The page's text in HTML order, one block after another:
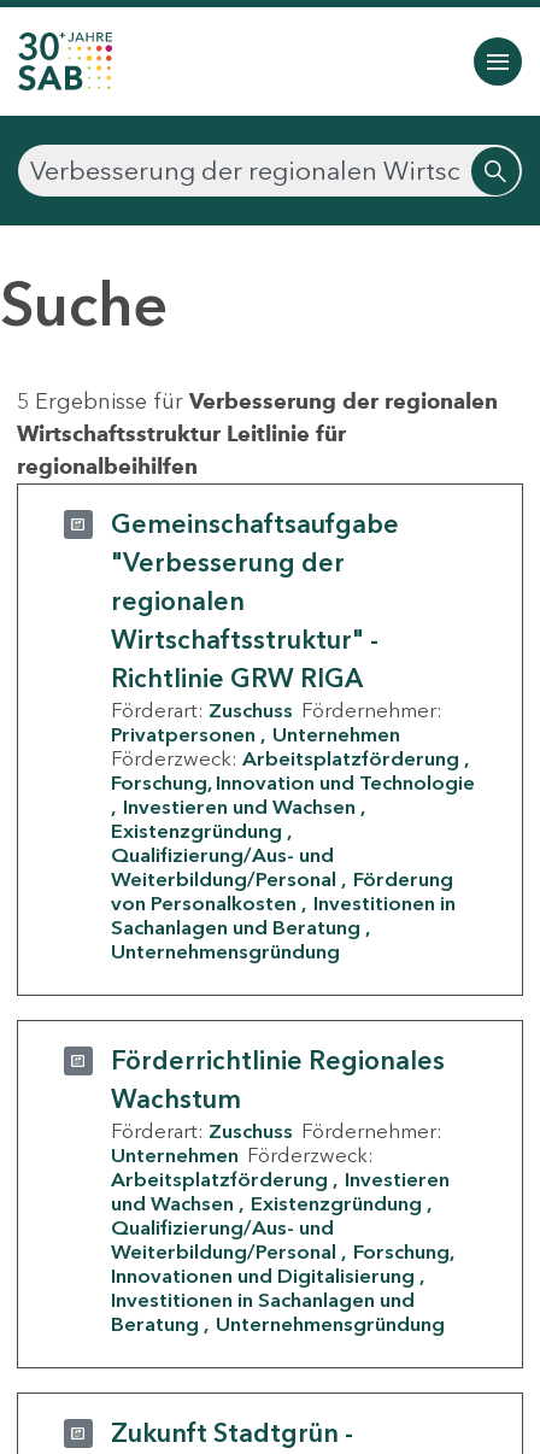
Suche
5 Ergebnisse für Verbesserung der regionalen
Wirtschaftsstruktur Leitlinie für
regionalbeihilfen
Gemeinschaftsaufgabe
"Verbesserung der
regionalen
Wirtschaftsstruktur" -
Richtlinie GRW RIGA
Förderart: Zuschuss Fördernehmer:
Privatpersonen
Unternehmen
Förderzweck: Arbeitsplatzförderung
Forschung, Innovation und Technologie
Investieren und Wachsen
Existenzgründung
Qualifizierung/Aus- und
Weiterbildung/Personal
Förderung
von Personalkosten
Investitionen in
Sachanlagen und Beratung
Unternehmensgründung
Förderrichtlinie Regionales
Wachstum
Förderart: Zuschuss Fördernehmer:
Unternehmen Förderzweck:
Arbeitsplatzförderung
Investieren
und Wachsen
Existenzgründung
Qualifizierung/Aus- und
Weiterbildung/Personal
Forschung,
Innovationen und Digitalisierung
Investitionen in Sachanlagen und
Beratung
Unternehmensgründung
Zukunft Stadtgrün -